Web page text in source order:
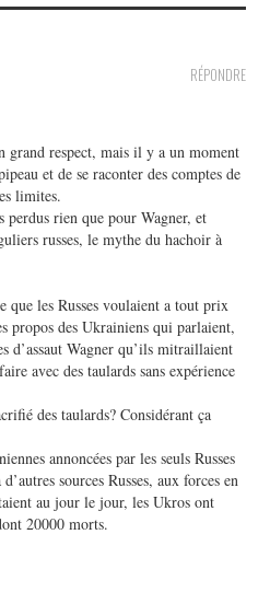
RÉPONDRE
grand respect, mais il y a un moment
et de se raconter des comptes de
limites.
perdus rien que pour Wagner, et
russes, le mythe du hachoir à
que les Russes voulaient a tout prix
propos des Ukrainiens qui parlaient,
d’assaut Wagner qu’ils mitraillaient
avec des taulards sans expérience
des taulards? Considérant ça
annoncées par les seuls Russes
sources Russes, aux forces en
au jour le jour, les Ukros ont
20000 morts.